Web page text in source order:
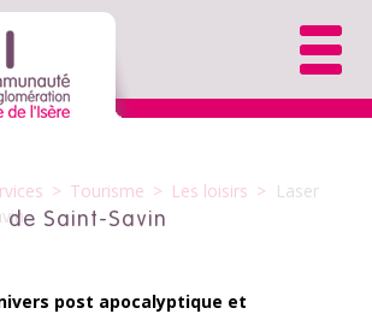
> Tourisme > Les loisirs > Laser
de Saint-Savin
post apocalyptique et